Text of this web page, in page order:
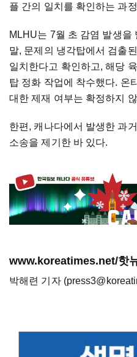
플 간의 일치를 확인하는 과
MLHU는 7월 초 감염 발생을
말, 문제의 냉각탑에서 검출
일치한다고 확인하고, 해당
탑 정화 작업에 착수했다. 온
대한 제재 여부는 확정하지
한편, 캐나다에서 발생한 과
소송을 제기한 바 있다.
www.koreatimes.net/핫
박해련 기자